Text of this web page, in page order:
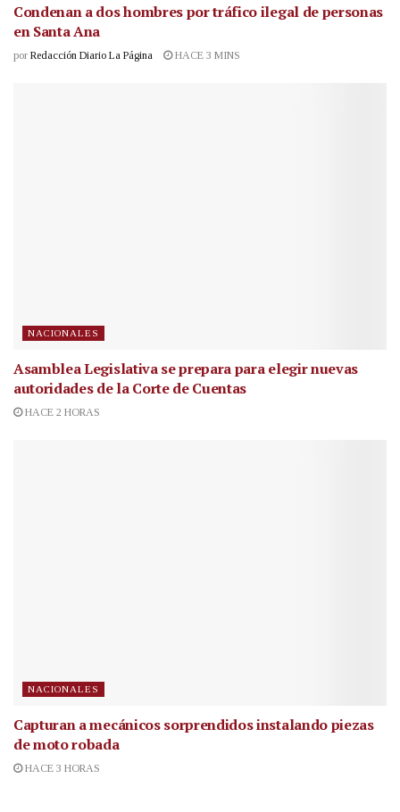
Condenan a dos hombres por tráfico ilegal de personas
en Santa Ana
por Redacción Diario La Página HACE 3 MINS
NACIONALES
Asamblea Legislativa se prepara para elegir nuevas
autoridades de la Corte de Cuentas
HACE 2 HORAS
NACIONALES
Capturan a mecánicos sorprendidos instalando piezas
de moto robada
HACE 3 HORAS